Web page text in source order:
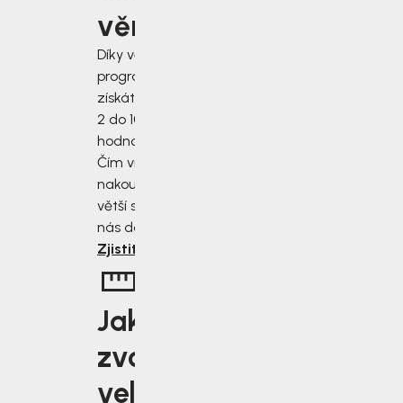
věrnosti
Díky věrnostnímu
programu
získáte slevu od
2 do 10 % z
hodnoty nákupu.
Čím více
nakoupíte, tím
větší slevu od
nás dostanete.
Zjistit více
Jakou
zvolit
velikost?